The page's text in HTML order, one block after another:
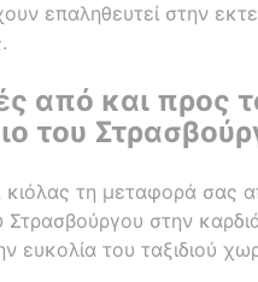
επαληθευτεί στην
από και προς
του
κιόλας τη μεταφορά σας
Στρασβούργου στην
ευκολία του ταξιδιού